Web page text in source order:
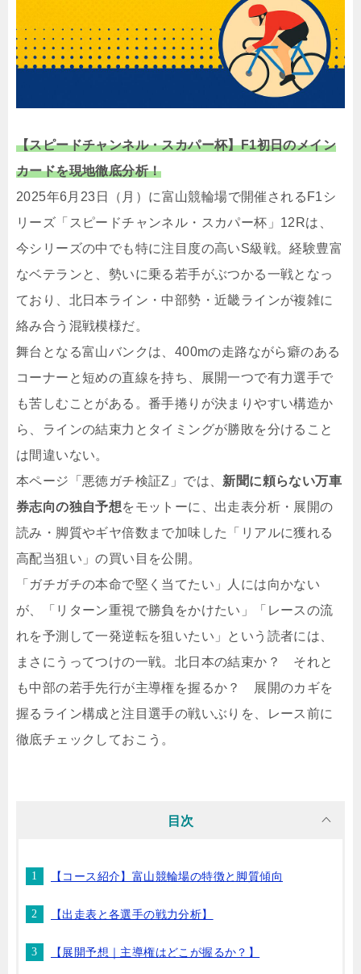
【スピードチャンネル・スカパー杯】F1初日のメイン
カードを現地徹底分析！
2025年6月23日（月）に富山競輪場で開催されるF1シ
リーズ「スピードチャンネル・スカパー杯」12Rは、
今シリーズの中でも特に注目度の高いS級戦。経験豊富
なベテランと、勢いに乗る若手がぶつかる一戦となっ
ており、北日本ライン・中部勢・近畿ラインが複雑に
絡み合う混戦模様だ。
舞台となる富山バンクは、400mの走路ながら癖のある
コーナーと短めの直線を持ち、展開一つで有力選手で
も苦しむことがある。番手捲りが決まりやすい構造か
ら、ラインの結束力とタイミングが勝敗を分けること
は間違いない。
本ページ「悪徳ガチ検証Z」では、 新聞に頼らない万車
券志向の独自予想をモットーに、出走表分析・展開の
読み・脚質やギヤ倍数まで加味した「リアルに獲れる
高配当狙い」の買い目を公開。
「ガチガチの本命で堅く当てたい」人には向かない
が、「リターン重視で勝負をかけたい」「レースの流
れを予測して一発逆転を狙いたい」という読者には、
まさにうってつけの一戦。北日本の結束か？ それと
も中部の若手先行が主導権を握るか？ 展開のカギを
握るライン構成と注目選手の戦いぶりを、レース前に
徹底チェックしておこう。
目次
【コース紹介】富山競輪場の特徴と脚質傾向
【出走表と各選手の戦力分析】
【展開予想｜主導権はどこが握るか？】